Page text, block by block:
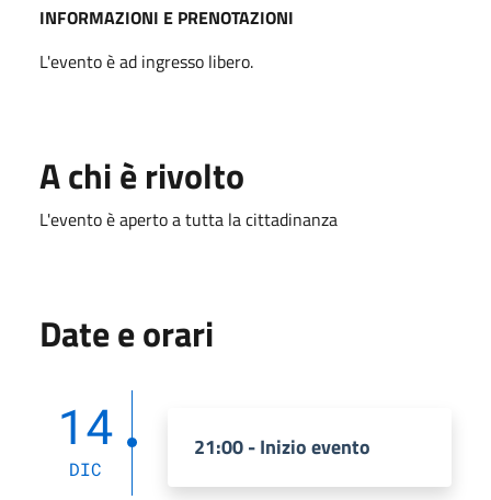
INFORMAZIONI E PRENOTAZIONI
L'evento è ad ingresso libero.
A chi è rivolto
L'evento è aperto a tutta la cittadinanza
Date e orari
14
DIC
21:00 - Inizio evento